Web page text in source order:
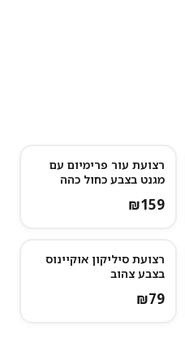
רצועת עור פרימיום עם
מגנט בצבע כחול כהה
₪159
רצועת סיליקון אוקיינוס
בצבע צהוב
₪79